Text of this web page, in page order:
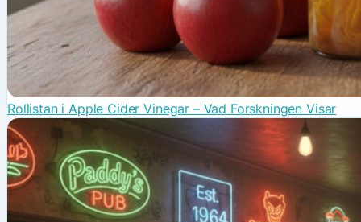
Rollistan i Apple Cider Vinegar – Vad Forskningen Visar